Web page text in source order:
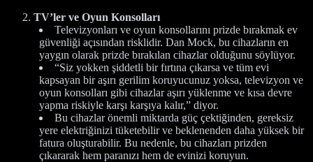
TV’ler ve Oyun Konsolları
Televizyonları ve oyun konsollarını prizde bırakmak ev
güvenliği açısından risklidir. Dan Mock, bu cihazların en
yaygın olarak prizde bırakılan cihazlar olduğunu söylüyor.
“Siz yokken şiddetli bir fırtına çıkarsa ve tüm evi
kapsayan bir aşırı gerilim koruyucunuz yoksa, televizyon ve
oyun konsolları gibi cihazlar aşırı yüklenme ve kısa devre
yapma riskiyle karşı karşıya kalır,” diyor.
Bu cihazlar önemli miktarda güç çektiğinden, gereksiz
yere elektriğinizi tüketebilir ve beklenenden daha yüksek bir
fatura oluşturabilir. Bu nedenle, bu cihazları prizden
çıkararak hem paranızı hem de evinizi koruyun.